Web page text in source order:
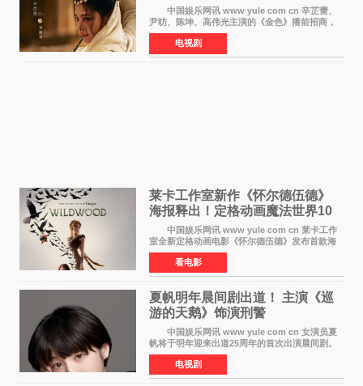
中国娱乐网讯 www yule com cn 辛芷蕾、
尹昉、陈坤、高伟光主演的《金色》播前招商，
预计8月腾讯视频开播。这部年代剧汇集了众多实
力派演员，阵容强大，引发了观众的广泛关
注。 《金色》
电视剧
莱卡工作室新作《怀尔德伍德》
海报释出！定格动画魔法世界10
月开启
中国娱乐网讯 www yule com cn 莱卡工作
室全新定格动画电影《怀尔德伍德》发布首款海
报，女孩为找回弟弟走入黑暗、宏大的林中魔法
世界，一场关于勇气与亲情的奇幻冒险即将展
开。 本片由特
看电影
夏帆明年晨间剧出道！ 主演《巡
游的天鹅》饰演刑警
中国娱乐网讯 www yule com cn 女演员夏
帆将于明年迎来出道25周年的首次出演晨间剧。
NHK于8月4日宣布她将出演明年（2027年度）上
半期的晨间剧《巡游的天鹅》，饰演与女主角森
田望智饰演的生
电视剧